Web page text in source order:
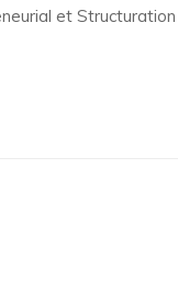
et Structuration